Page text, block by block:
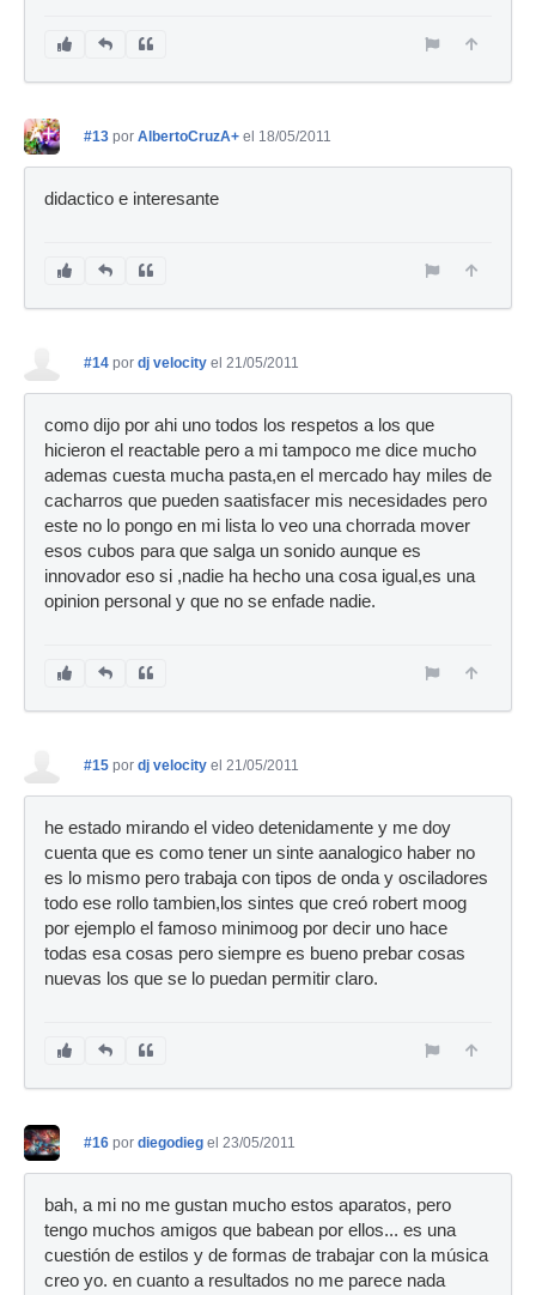
#13 por AlbertoCruzA+ el 18/05/2011
didactico e interesante
#14 por dj velocity el 21/05/2011
como dijo por ahi uno todos los respetos a los que
hicieron el reactable pero a mi tampoco me dice mucho
ademas cuesta mucha pasta,en el mercado hay miles de
cacharros que pueden saatisfacer mis necesidades pero
este no lo pongo en mi lista lo veo una chorrada mover
esos cubos para que salga un sonido aunque es
innovador eso si ,nadie ha hecho una cosa igual,es una
opinion personal y que no se enfade nadie.
#15 por dj velocity el 21/05/2011
he estado mirando el video detenidamente y me doy
cuenta que es como tener un sinte aanalogico haber no
es lo mismo pero trabaja con tipos de onda y osciladores
todo ese rollo tambien,los sintes que creó robert moog
por ejemplo el famoso minimoog por decir uno hace
todas esa cosas pero siempre es bueno prebar cosas
nuevas los que se lo puedan permitir claro.
#16 por diegodieg el 23/05/2011
bah, a mi no me gustan mucho estos aparatos, pero
tengo muchos amigos que babean por ellos... es una
cuestión de estilos y de formas de trabajar con la música
creo yo. en cuanto a resultados no me parece nada